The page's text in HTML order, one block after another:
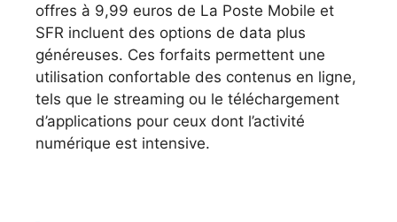
offres à 9,99 euros de La Poste Mobile et
SFR incluent des options de data plus
généreuses. Ces forfaits permettent une
utilisation confortable des contenus en ligne,
tels que le streaming ou le téléchargement
d’applications pour ceux dont l’activité
numérique est intensive.